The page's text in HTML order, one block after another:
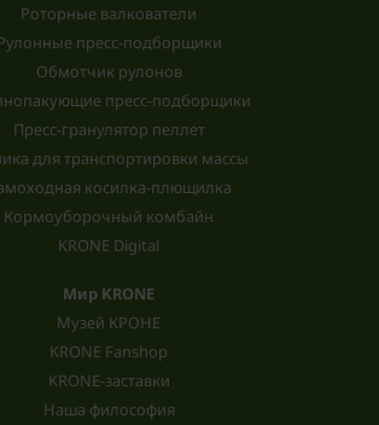
Роторные валкователи
пресс-подборщики
Обмотчик рулонов
пресс-подборщики
Пресс-гранулятор пеллет
для транспортировки массы
косилка-плющилка
Кормоуборочный комбайн
KRONE Digital
Мир KRONE
Музей КРОНЕ
KRONE Fanshop
KRONE-заставки
Наша философия